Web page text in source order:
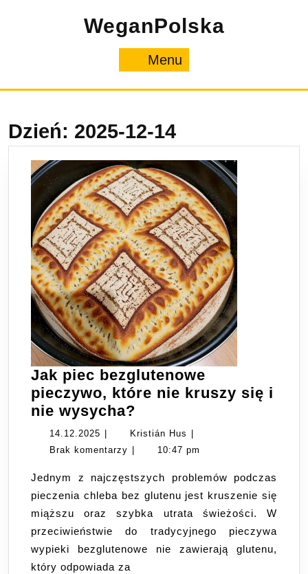
WeganPolska
Menu
Dzień: 2025-12-14
Jak piec bezglutenowe
pieczywo, które nie kruszy się i
nie wysycha?
piec
bezglutenowe
które
nie
kruszy
się
i
14.12.2025 14.12.2025Kristián Hus Kristián
Hus
Brak komentarzy
10:47 pm
Jednym z najczęstszych problemów podczas
pieczenia chleba bez glutenu jest kruszenie się
miąższu oraz szybka utrata świeżości. W
przeciwieństwie do tradycyjnego pieczywa
wypieki bezglutenowe nie zawierają glutenu,
który odpowiada za